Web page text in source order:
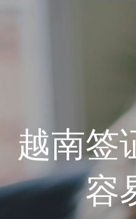
越南签
容